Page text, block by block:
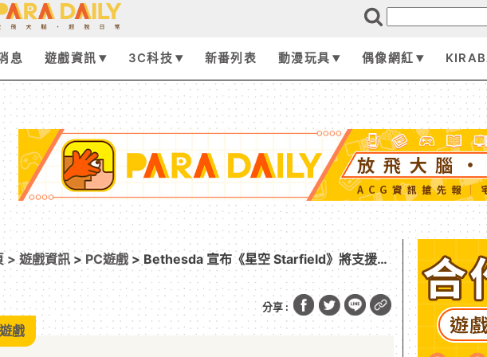
息 遊戲資訊 3C科技 新番列表 動漫玩具 偶像網紅
>遊戲資訊 > PC遊戲 > Bethesda 宣布《星空 Starfield》將支援
NVIDIA DLSS！下周將在 Steam 率先發布！
分享 :
戲